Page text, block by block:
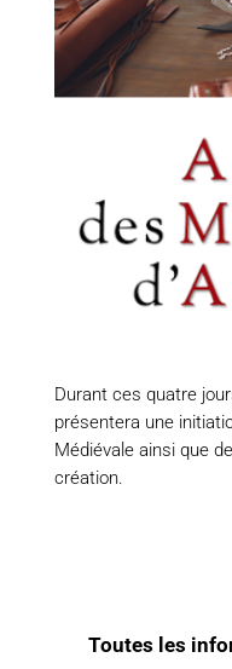
Durant ces quatre
présentera une
Médiévale ainsi que
création.
Toutes les